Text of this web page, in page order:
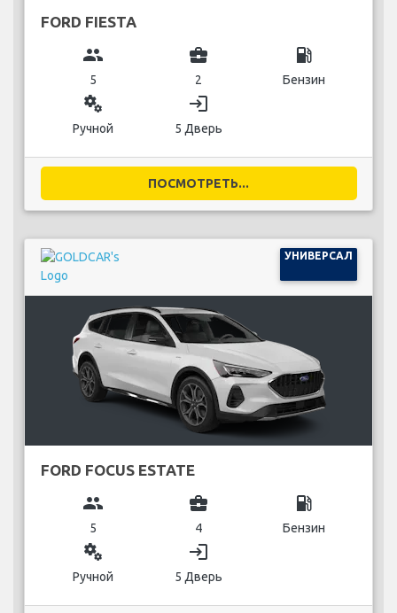
FORD FIESTA
group
5
business_center
2
local_gas_station
Бензин
miscellaneous_services
Ручной
login
5 Дверь
ПОСМОТРЕТЬ...
УНИВЕРСАЛ
FORD FOCUS ESTATE
group
5
business_center
4
local_gas_station
Бензин
miscellaneous_services
Ручной
login
5 Дверь